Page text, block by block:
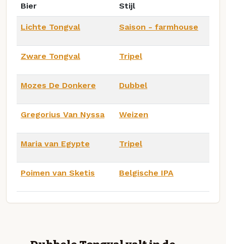
Bier Stijl
Lichte Tongval Saison - farmhouse
Zware Tongval Tripel
Mozes De Donkere Dubbel
Gregorius Van Nyssa Weizen
Maria van Egypte Tripel
Poimen van Sketis Belgische IPA